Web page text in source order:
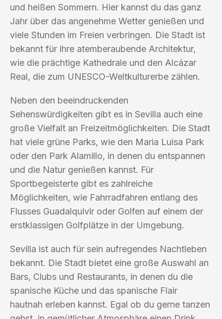
und heißen Sommern. Hier kannst du das ganz
Jahr über das angenehme Wetter genießen und
viele Stunden im Freien verbringen. Die Stadt ist
bekannt für ihre atemberaubende Architektur,
wie die prächtige Kathedrale und den Alcázar
Real, die zum UNESCO-Weltkulturerbe zählen.
Neben den beeindruckenden
Sehenswürdigkeiten gibt es in Sevilla auch eine
große Vielfalt an Freizeitmöglichkeiten. Die Stadt
hat viele grüne Parks, wie den Maria Luisa Park
oder den Park Alamillo, in denen du entspannen
und die Natur genießen kannst. Für
Sportbegeisterte gibt es zahlreiche
Möglichkeiten, wie Fahrradfahren entlang des
Flusses Guadalquivir oder Golfen auf einem der
erstklassigen Golfplätze in der Umgebung.
Sevilla ist auch für sein aufregendes Nachtleben
bekannt. Die Stadt bietet eine große Auswahl an
Bars, Clubs und Restaurants, in denen du die
spanische Küche und das spanische Flair
hautnah erleben kannst. Egal ob du gerne tanzen